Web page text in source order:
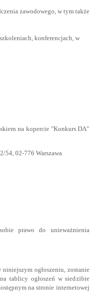
zawodowego, w tym także
konferencjach, w
na kopercie "Konkurs DA"
54, 02-776 Warszawa
prawo do unieważnienia
ogłoszeniu, zostanie
tablicy ogłoszeń w siedzibie
na stronie internetowej